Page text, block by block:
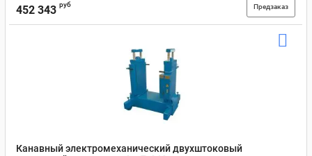
452 343 руб Предзаказ
Канавный электромеханический двухштоковый